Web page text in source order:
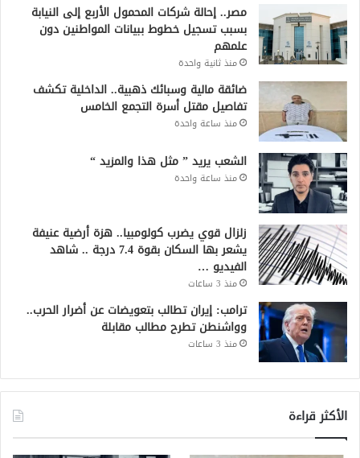
مصر.. إحالة شركات المحمول الأربع إلى النيابة
بسبب تسجيل خطوط ببيانات المواطنين دون
علمهم
منذ ثانية واحدة
ضائقة مالية وسبائك ذهبية.. الداخلية تكشف
تفاصيل مقتل أسرة التجمع الخامس
منذ ساعة واحدة
الشعب يريد ” مثل هذا والمزيد “
منذ ساعة واحدة
زلزال قوي يضرب كولومبيا.. هزة أرضية عنيفة
يشعر بها السكان بقوة 7.4 درجة .. شاهد
الفيديو …
منذ 3 ساعات
ترامب: إيران تطالب بتعويضات عن أضرار الحرب..
وواشنطن تطرح مطالب مقابلة
منذ 3 ساعات
الأكثر قراءة